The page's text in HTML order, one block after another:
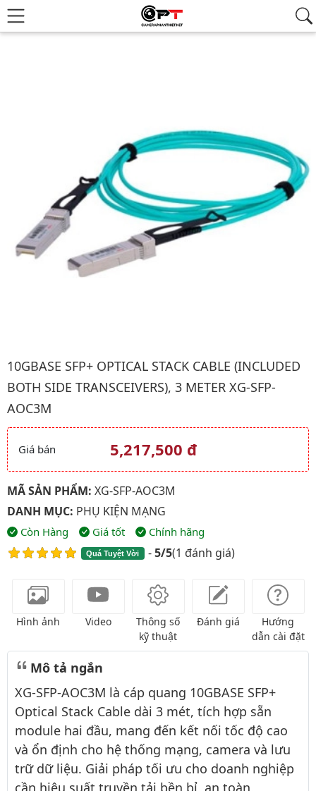
10GBASE SFP+ OPTICAL STACK CABLE (INCLUDED
BOTH SIDE TRANSCEIVERS), 3 METER XG-SFP-
AOC3M
Giá và khuyến mãi
Giá bán 5,217,500 đ
MÃ SẢN PHẨM: XG-SFP-AOC3M
DANH MỤC: PHỤ KIỆN MẠNG
Còn Hàng Giá tốt Chính hãng
Quá Tuyệt Vời -5/5(1 đánh giá)
Hình ảnh Video
Thông số
kỹ thuật
Đánh giá
Hướng
dẫn cài đặt
Mô tả ngắn
XG-SFP-AOC3M là cáp quang 10GBASE SFP+
Optical Stack Cable dài 3 mét, tích hợp sẵn
module hai đầu, mang đến kết nối tốc độ cao
và ổn định cho hệ thống mạng, camera và lưu
trữ dữ liệu. Giải pháp tối ưu cho doanh nghiệp
cần hiệu suất truyền tải bền bỉ, an toàn.